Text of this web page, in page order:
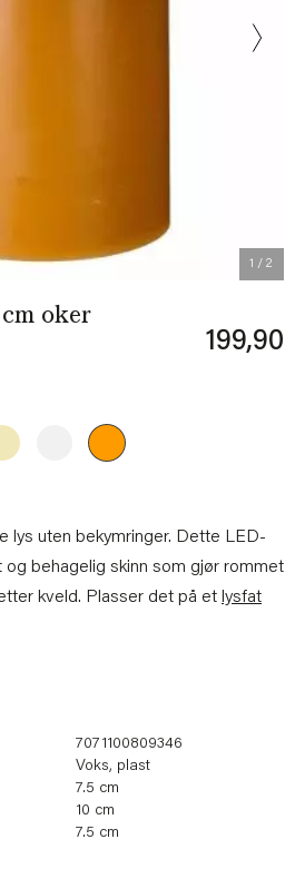
1 / 2
oker
199,90
lys uten bekymringer. Dette LED-
behagelig skinn som gjør rommet
kveld. Plasser det på et lysfat
7071100809346
Voks, plast
7.5 cm
10 cm
7.5 cm